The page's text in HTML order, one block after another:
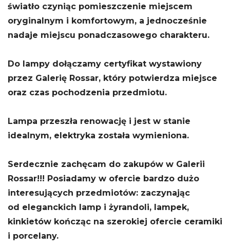
światło czyniąc pomieszczenie miejscem
oryginalnym i komfortowym, a jednocześnie
nadaje miejscu ponadczasowego charakteru.
Do lampy dołączamy certyfikat wystawiony
przez Galerię Rossar, który potwierdza miejsce
oraz czas pochodzenia przedmiotu.
Lampa przeszła renowację i jest w stanie
idealnym, elektryka została wymieniona.
Serdecznie zachęcam do zakupów w Galerii
Rossar!!! Posiadamy w ofercie bardzo dużo
interesujących przedmiotów: zaczynając
od eleganckich lamp i żyrandoli, lampek,
kinkietów kończąc na szerokiej ofercie ceramiki
i porcelany.